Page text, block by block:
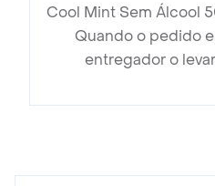
Cool Mint Sem Álcool
Quando o pedido
entregador o